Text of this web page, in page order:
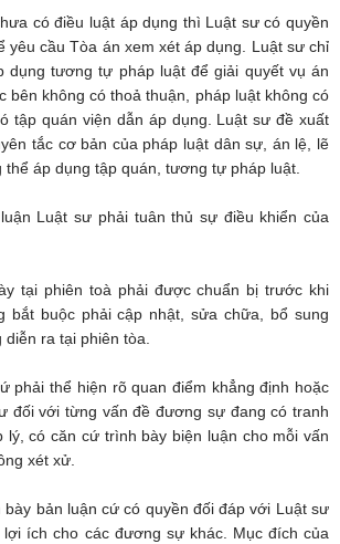
có điều luật áp dụng thì Luật sư có quyền
yêu cầu Tòa án xem xét áp dụng. Luật sư chỉ
dụng tương tự pháp luật để giải quyết vụ án
bên không có thoả thuận, pháp luật không có
tập quán viện dẫn áp dụng. Luật sư đề xuất
tắc cơ bản của pháp luật dân sự, án lệ, lẽ
thể áp dụng tập quán, tương tự pháp luật.
Luật sư phải tuân thủ sự điều khiển của
tại phiên toà phải được chuẩn bị trước khi
bắt buộc phải cập nhật, sửa chữa, bổ sung
ra tại phiên tòa.
phải thể hiện rõ quan điểm khẳng định hoặc
đối với từng vấn đề đương sự đang có tranh
lý, có căn cứ trình bày biện luận cho mỗi vấn
xét xử.
bản luận cứ có quyền đối đáp với Luật sư
ích cho các đương sự khác. Mục đích của